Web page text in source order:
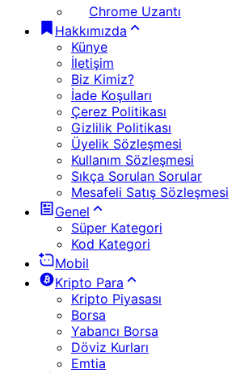
Chrome Uzantı
Hakkımızda
Künye
İletişim
Biz Kimiz?
İade Koşulları
Çerez Politikası
Gizlilik Politikası
Üyelik Sözleşmesi
Kullanım Sözleşmesi
Sıkça Sorulan Sorular
Mesafeli Satış Sözleşmesi
Genel
Süper Kategori
Kod Kategori
Mobil
Kripto Para
Kripto Piyasası
Borsa
Yabancı Borsa
Döviz Kurları
Emtia